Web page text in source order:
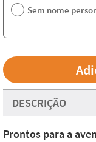
Sem nome
DESCRIÇÃO
Prontos para a